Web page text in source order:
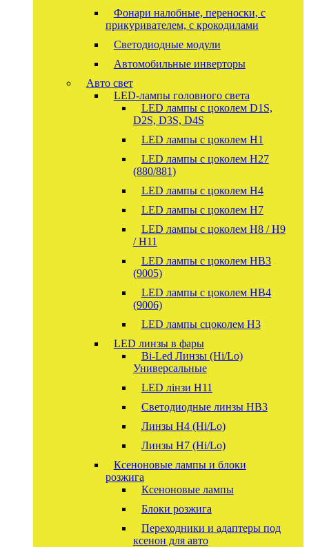
Фонари налобные, переноски, с
прикуривателем, с крокодилами
Светодиодные модули
Автомобильные инверторы
Авто свет
LED-лампы головного света
LED лампы с цоколем D1S,
D2S, D3S, D4S
LED лампы с цоколем H1
LED лампы с цоколем H27
(880/881)
LED лампы с цоколем H4
LED лампы с цоколем H7
LED лампы с цоколем H8 / H9
/ H11
LED лампы с цоколем HB3
(9005)
LED лампы с цоколем HB4
(9006)
LED лампы сцоколем H3
LED линзы в фары
Bi-Led Линзы (Hi/Lo)
Универсальные
LED лінзи H11
Светодиодные линзы HB3
Линзы Н4 (Hi/Lo)
Линзы Н7 (Hi/Lo)
Ксеноновые лампы и блоки
розжига
Ксеноновые лампы
Блоки розжига
Переходники и адаптеры под
ксенон для авто